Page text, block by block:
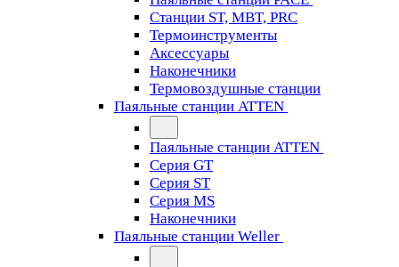
Станции ST, MBT, PRC
Термоинструменты
Аксессуары
Наконечники
Термовоздушные станции
Паяльные станции ATTEN
Паяльные станции ATTEN
Серия GT
Серия ST
Серия MS
Наконечники
Паяльные станции Weller